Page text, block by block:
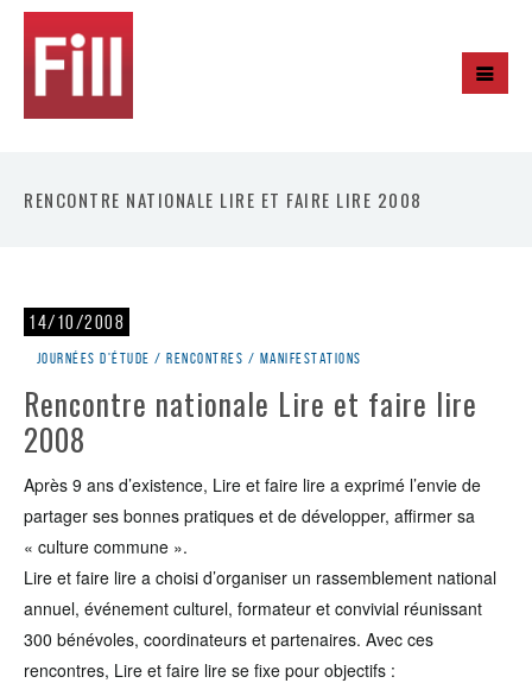
RENCONTRE NATIONALE LIRE ET FAIRE LIRE 2008
14/10/2008
Journées d'étude / rencontres / manifestations
Rencontre nationale Lire et faire lire
2008
Après 9 ans d’existence, Lire et faire lire a exprimé l’envie de
partager ses bonnes pratiques et de développer, affirmer sa
« culture commune ».
Lire et faire lire a choisi d’organiser un rassemblement national
annuel, événement culturel, formateur et convivial réunissant
300 bénévoles, coordinateurs et partenaires. Avec ces
rencontres, Lire et faire lire se fixe pour objectifs :